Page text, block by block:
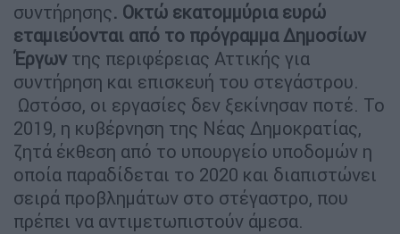
συντήρησης. Οκτώ εκατομμύρια ευρώ
εταμιεύονται από το πρόγραμμα Δημοσίων
Έργων της περιφέρειας Αττικής για
συντήρηση και επισκευή του στεγάστρου.
Ωστόσο, οι εργασίες δεν ξεκίνησαν ποτέ. Το
2019, η κυβέρνηση της Νέας Δημοκρατίας,
ζητά έκθεση από το υπουργείο υποδομών η
οποία παραδίδεται το 2020 και διαπιστώνει
σειρά προβλημάτων στο στέγαστρο, που
πρέπει να αντιμετωπιστούν άμεσα.